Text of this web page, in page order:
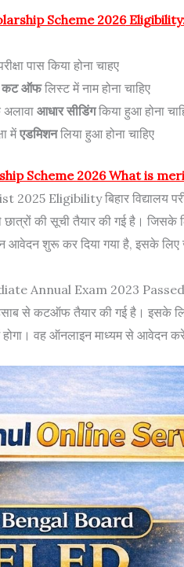
Scheme 2026
पास किया होना चाहए
कट ऑफलिस्ट में नाम होना चाहिए
आधार सीडिंगकिया हुआ होना
मेंएडमिशनलिया हुआ होना चाहिए
Scheme 2026What is
Eligibility बिहार विद्यालय
की सूची तैयार की गई है।
शुरू कर दिया गया है, इसके लिए जो
Annual Exam 2023
से कटऑफ तैयार की गई है। इसके
होगा। वह ऑनलाइन माध्यम से आवेदन